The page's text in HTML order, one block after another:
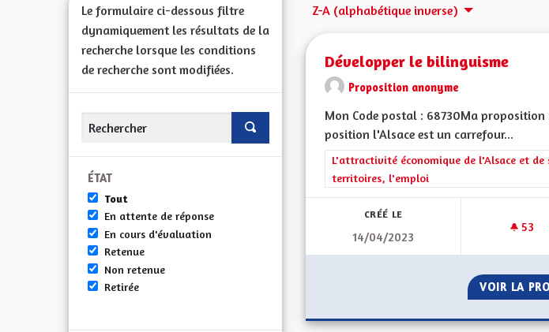
Le formulaire ci-dessous filtre
dynamiquement les résultats de la
recherche lorsque les conditions
de recherche sont modifiées.
ÉTAT
Tout
En attente de réponse
En cours d'évaluation
Retenue
Non retenue
Retirée
Z-A (alphabétique inverse)
Développer le bilinguisme
Proposition anonyme
Mon Code postal : 68730Ma proposition
position l'Alsace est un carrefour...
Filtrer les résultats de la catégorie :
L'attractivité économique de l'Alsace et de
territoires, l'emploi
CRÉÉ LE
14/04/2023
53
VOIR LA